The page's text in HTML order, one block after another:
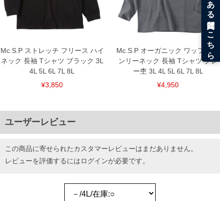
Mc.S.P ストレッチ フリース ハイ
ネック 長袖 Tシャツ ブラック 3L
4L 5L 6L 7L 8L
¥3,850
Mc.S.P オーガニック ワッフル ヘ
ンリーネック 長袖 Tシャツ グレ
ー杢 3L 4L 5L 6L 7L 8L
¥4,950
ユーザーレビュー
この商品に寄せられたカスタマーレビューはまだありません。
レビューを評価するにはログインが必要です。